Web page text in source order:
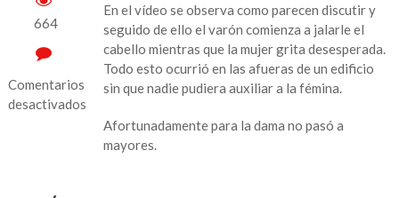
664
Comentarios
desactivados
En el vídeo se observa como parecen discutir y
seguido de ello el varón comienza a jalarle el
cabello mientras que la mujer grita desesperada.
Todo esto ocurrió en las afueras de un edificio
sin que nadie pudiera auxiliar a la fémina.
Afortunadamente para la dama no pasó a
mayores.